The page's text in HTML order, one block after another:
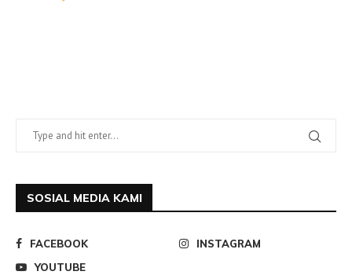
SOSIAL MEDIA KAMI
FACEBOOK
INSTAGRAM
YOUTUBE